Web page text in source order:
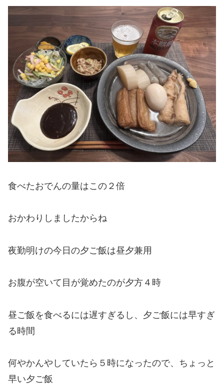
食べたおでんの量はこの２倍
おかわりしましたからね
夜勤明けの今日の夕ご飯は昼夕兼用
お腹が空いて目が覚めたのが夕方４時
昼ご飯を食べるには遅すぎるし、夕ご飯には早すぎ
る時間
何やかんやしていたら５時になったので、ちょっと
早い夕ご飯